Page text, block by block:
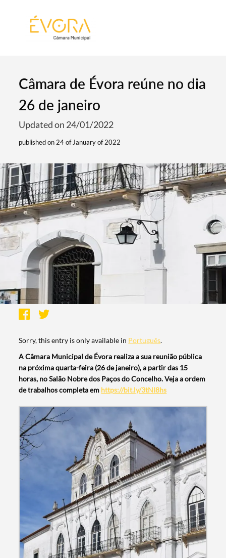
Câmara de Évora reúne no dia
26 de janeiro
Updated on 24/01/2022
published on 24 of January of 2022
Sorry, this entry is only available in Português.
A Câmara Municipal de Évora realiza a sua reunião pública
na próxima quarta-feira (26 de janeiro), a partir das 15
horas, no Salão Nobre dos Paços do Concelho. Veja a ordem
de trabalhos completa em https://bit.ly/3tNI8hs